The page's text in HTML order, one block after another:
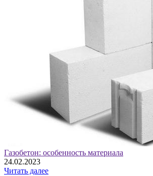
Газобетон: особенность материала
24.02.2023
Читать далее